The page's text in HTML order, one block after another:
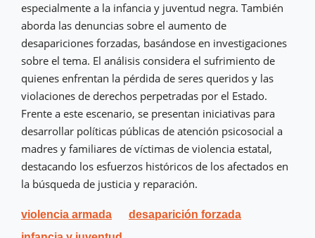
especialmente a la infancia y juventud negra. También
aborda las denuncias sobre el aumento de
desapariciones forzadas, basándose en investigaciones
sobre el tema. El análisis considera el sufrimiento de
quienes enfrentan la pérdida de seres queridos y las
violaciones de derechos perpetradas por el Estado.
Frente a este escenario, se presentan iniciativas para
desarrollar políticas públicas de atención psicosocial a
madres y familiares de víctimas de violencia estatal,
destacando los esfuerzos históricos de los afectados en
la búsqueda de justicia y reparación.
violencia armada
desaparición forzada